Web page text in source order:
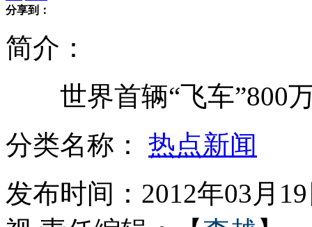
实拍笨贼用钥匙撬提款机偷钱
分享到：
简介：
世界首辆“飞车”800
分类名称： 热点新闻
发布时间：2012年03月